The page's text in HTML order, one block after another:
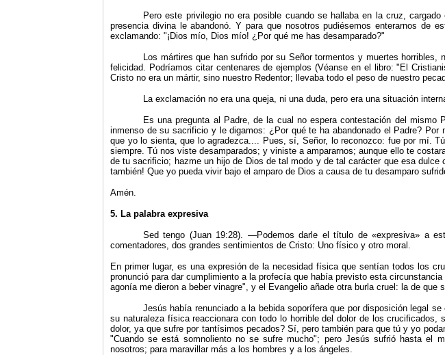
Pero este privilegio no era posible cuando se hallaba en la cruz,
presencia divina le abandonó. Y para que nosotros pudiésemos enterarnos de
exclamando: "¡Dios mío, Dios mío! ¿Por qué me has desamparado?"
Los mártires que han sufrido por su Señor tormentos y muertes
felicidad. Podríamos citar centenares de ejemplos (Véanse en el libro: "El
Cristo no era un mártir, sino nuestro Redentor; llevaba todo el peso de nuestro
La exclamación no era una queja, ni una duda, pero era una situación
Es una pregunta al Padre, de la cual no espera contestación del
inmenso de su sacrificio y le digamos: ¿Por qué te ha abandonado el Padre?
que yo lo sienta, que lo agradezca.... Pues, sí, Señor, lo reconozco: fue por mí.
siempre. Tú nos viste desamparados; y viniste a ampararnos; aunque ello te
de tu sacrificio; hazme un hijo de Dios de tal modo y de tal carácter que esa
también! Que yo pueda vivir bajo el amparo de Dios a causa de tu desamparo
Amén.
5. La palabra expresiva
Sed tengo (Juan 19:28). —Podemos darle el título de «ex­presiva» a
comentadores, dos grandes sentimientos de Cristo: Uno físico y otro moral.
En primer lugar, es una expresión de la necesidad física que sentían todos los
pronunció para dar cumplimiento a la profecía que había previsto esta
agonía me dieron a beber vinagre", y el Evangelio añade otra burla cruel: la de que
Jesús había renunciado a la bebida soporífera que por disposición legal
su naturaleza física reaccionara con todo lo horrible del dolor de los
dolor, ya que sufre por tantísimos pecados? Sí, pero también para que tú y yo
"Cuando se está somnoliento no se sufre mucho"; pero Jesús sufrió hasta el
nosotros; para maravillar más a los hombres y a los ángeles.